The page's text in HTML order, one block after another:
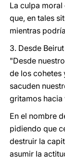
La culpa
que, en tales
mientras
3. Desde
"Desde
de los cohetes
sacuden
gritamos
En el nombre
pidiendo que
destruir la
asumir la